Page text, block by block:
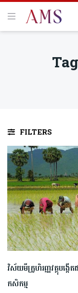
FILTERS
វិស័យមីក្រូហិរញ្ញវត្ថុបង្
កសិកម្ម